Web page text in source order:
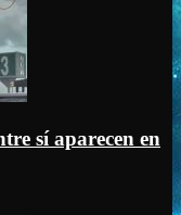
sí aparecen en